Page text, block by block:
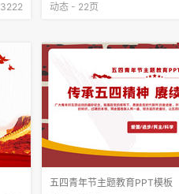
3222
动态 - 22页
五四青年节主题教育PPT模板